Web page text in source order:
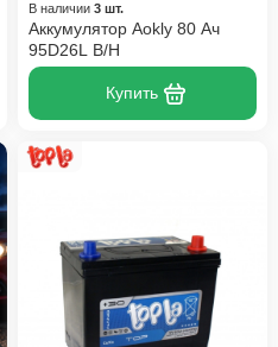
В наличии 3 шт.
Аккумулятор Aokly 80 Ач
95D26L B/H
Купить